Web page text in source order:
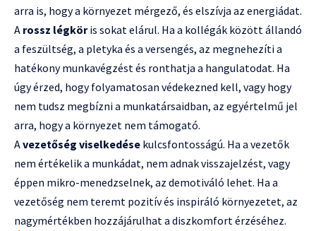
arra is, hogy a környezet mérgező, és elszívja az energiádat.
A rossz légköris sokat elárul. Ha a kollégák között állandó
a feszültség, a pletyka és a versengés, az megnehezíti a
hatékony munkavégzést és ronthatja a hangulatodat. Ha
úgy érzed, hogy folyamatosan védekezned kell, vagy hogy
nem tudsz megbízni a munkatársaidban, az egyértelmű jel
arra, hogy a környezet nem támogató.
Avezetőség viselkedése kulcsfontosságú. Ha a vezetők
nem értékelik a munkádat, nem adnak visszajelzést, vagy
éppen mikro-menedzselnek, az demotiváló lehet. Ha a
vezetőség nem teremt pozitív és inspiráló környezetet, az
nagymértékben hozzájárulhat a diszkomfort érzéséhez.